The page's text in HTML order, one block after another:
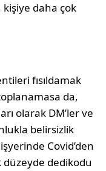
kişiye daha çok
fısıldamak
da,
olarak DM’ler ve
belirsizlik
Covid’den
düzeyde dedikodu